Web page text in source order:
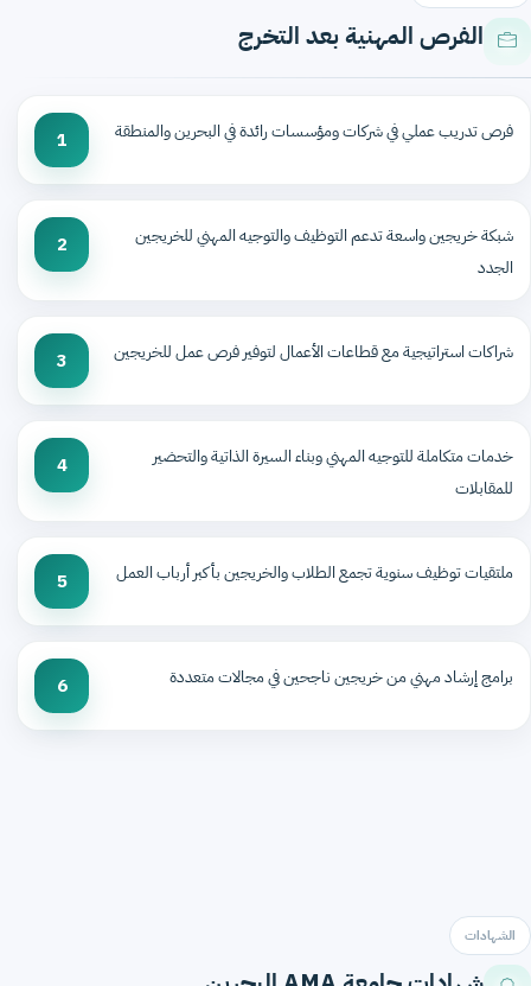
الفرص المهنية بعد التخرج
فرص تدريب عملي في شركات ومؤسسات رائدة في البحرين والمنطقة 1
شبكة خريجين واسعة تدعم التوظيف والتوجيه المهني للخريجين
الجدد
2
شراكات استراتيجية مع قطاعات الأعمال لتوفير فرص عمل للخريجين 3
خدمات متكاملة للتوجيه المهني وبناء السيرة الذاتية والتحضير
للمقابلات
4
ملتقيات توظيف سنوية تجمع الطلاب والخريجين بأكبر أرباب العمل 5
برامج إرشاد مهني من خريجين ناجحين في مجالات متعددة 6
الشهادات